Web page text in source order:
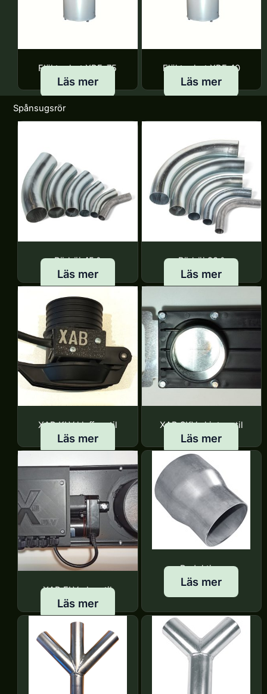
Fläktenhet XBF-75
Läs mer
Fläktenhet XBF 40
Läs mer
Spånsugsrör
Rörböj 45 °
Läs mer
Rörböj 90 °
Läs mer
XAB KLV klaffventil
Läs mer
XAB SKV skjutventil
Läs mer
XAB ELV elventil
Läs mer
Reduktion
Läs mer